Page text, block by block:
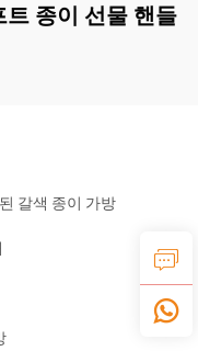
종이 선물 핸들
갈색 종이 가방